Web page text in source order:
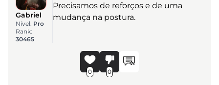
Gabriel
Nível: Pro
Rank:
30465
Precisamos de reforços e de uma
mudança na postura.
0 0